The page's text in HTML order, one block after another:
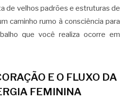
de velhos padrões e estruturas de
caminho rumo à consciência para
que você realiza ocorre em
E O FLUXO DA
FEMININA